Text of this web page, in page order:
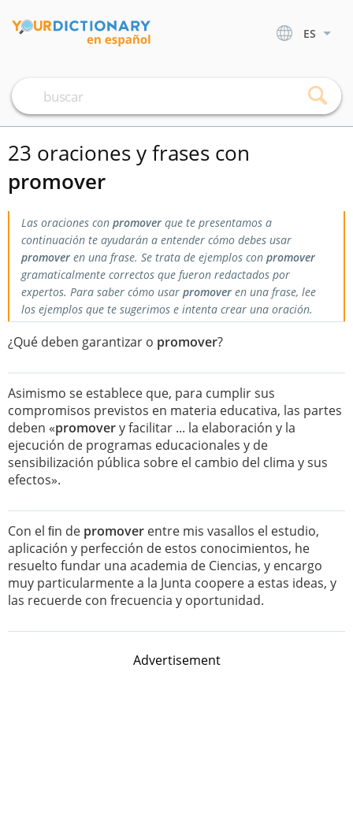
ES
23 oraciones y frases con
promover
Las oraciones con promover que te presentamos a
continuación te ayudarán a entender cómo debes usar
promover en una frase. Se trata de ejemplos con promover
gramaticalmente correctos que fueron redactados por
expertos. Para saber cómo usar promover en una frase, lee
los ejemplos que te sugerimos e intenta crear una oración.
¿Qué deben garantizar o promover?
Asimismo se establece que, para cumplir sus
compromisos previstos en materia educativa, las partes
deben «promovery facilitar ... la elaboración y la
ejecución de programas educacionales y de
sensibilización pública sobre el cambio del clima y sus
efectos».
Con el ﬁn de promover entre mis vasallos el estudio,
aplicación y perfección de estos conocimientos, he
resuelto fundar una academia de Ciencias, y encargo
muy particularmente a la Junta coopere a estas ideas, y
las recuerde con frecuencia y oportunidad.
Advertisement